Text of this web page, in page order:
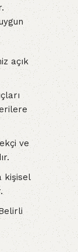
açık
ve
kişisel